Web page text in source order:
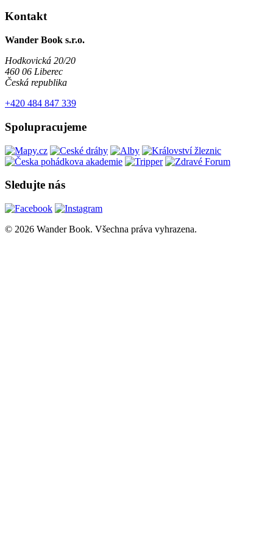
Kontakt
Wander Book s.r.o.
Hodkovická 20/20
460 06 Liberec
Česká republika
+420 484 847 339
Spolupracujeme
Sledujte nás
© 2026 Wander Book. Všechna práva vyhrazena.